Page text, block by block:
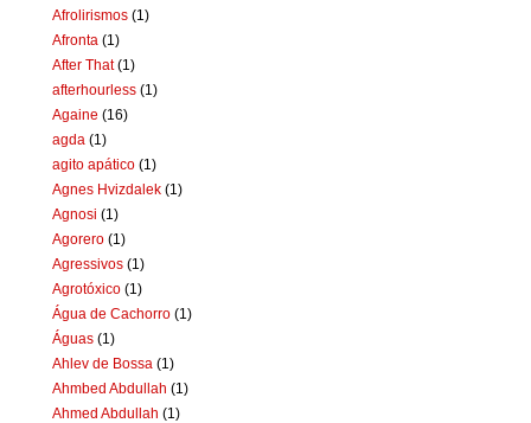
Afrolirismos (1)
Afronta (1)
After That (1)
afterhourless (1)
Againe (16)
agda (1)
agito apático (1)
Agnes Hvizdalek (1)
Agnosi (1)
Agorero (1)
Agressivos (1)
Agrotóxico (1)
Água de Cachorro (1)
Águas (1)
Ahlev de Bossa (1)
Ahmbed Abdullah (1)
Ahmed Abdullah (1)